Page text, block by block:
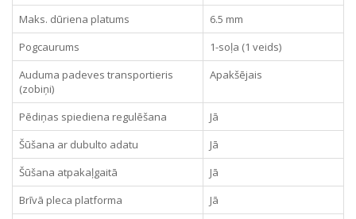
Maks. dūriena platums
6.5 mm
Pogcaurums
1-soļa (1 veids)
Auduma padeves transportieris
(zobiņi)
Apakšējais
Pēdiņas spiediena regulēšana
Jā
Šūšana ar dubulto adatu
Jā
Šūšana atpakaļgaitā
Jā
Brīvā pleca platforma
Jā